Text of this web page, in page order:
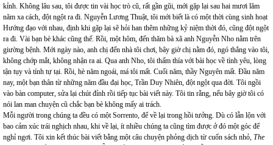
kỉnh. Không lâu sau, tôi được tin vài học trò cũ, rất gần gũi, mới gặp lại sau hai mươi lăm
năm xa cách, đột ngột ra đi. Nguyễn Lương Thuật, tôi mới biết là có một thời cùng sinh hoạt
Hướng đạo với nhau, định khi gặp lại sẽ hỏi han thêm những kỷ niệm thời đó, cũng đột ngột
ra đi. Vài bạn bè khác cũng thế. Rồi, một hôm, đến thăm bà xã anh Nguyễn Nho nằm trên
giường bệnh. Mới ngày nào, anh chị đến nhà tôi chơi, bây giờ chị nằm đó, ngó thẳng vào tôi,
không chớp mắt, không nhận ra ai. Qua anh Nho, tôi thấm thía với bài học về tình yêu, lòng
tận tụy và tính tự tại. Rồi, hè năm ngoái, má tôi mất. Cuối năm, thầy Nguyên mất. Đầu năm
nay, một bạn thân từ những năm đầu đại học, Trần Duy Nhiên, đột ngột qua đời. Tôi ngồi
vào bàn computer, sửa lại chút đỉnh rồi tiếp tục bài viết này. Tôi tin rằng, nếu bây giờ tôi có
nói lan man chuyện cũ chắc bạn bè không mấy ai trách.
Mỗi người trong chúng ta đều có một Sorrento, để về lại trong hồi tưởng. Dù có lẫn lộn với
bao cảm xúc trái nghịch nhau, khi về lại, ít nhiều chúng ta cũng tìm được ở đó một góc để
nghỉ ngơi. Tôi xin kết thúc bài viết bằng một câu chuyện phỏng dịch từ cuốn sách nhỏ, The